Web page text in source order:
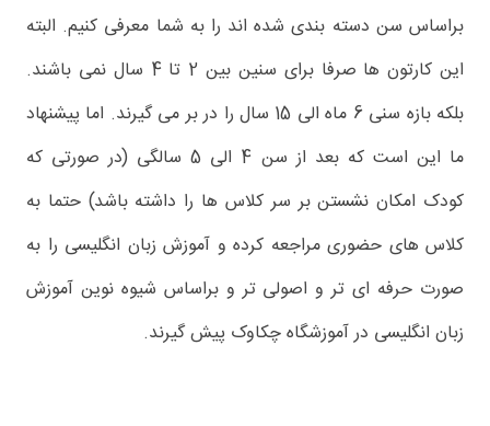
براساس سن دسته بندی شده اند را به شما معرفی کنیم. البته
این کارتون ها صرفا برای سنین بین 2 تا 4 سال نمی باشند.
بلکه بازه سنی 6 ماه الی 15 سال را در بر می گیرند. اما پیشنهاد
ما این است که بعد از سن 4 الی 5 سالگی (در صورتی که
کودک امکان نشستن بر سر کلاس ها را داشته باشد) حتما به
کلاس های حضوری مراجعه کرده و آموزش زبان انگلیسی را به
صورت حرفه ای تر و اصولی تر و براساس شیوه نوین آموزش
زبان انگلیسی در آموزشگاه چکاوک پیش گیرند.